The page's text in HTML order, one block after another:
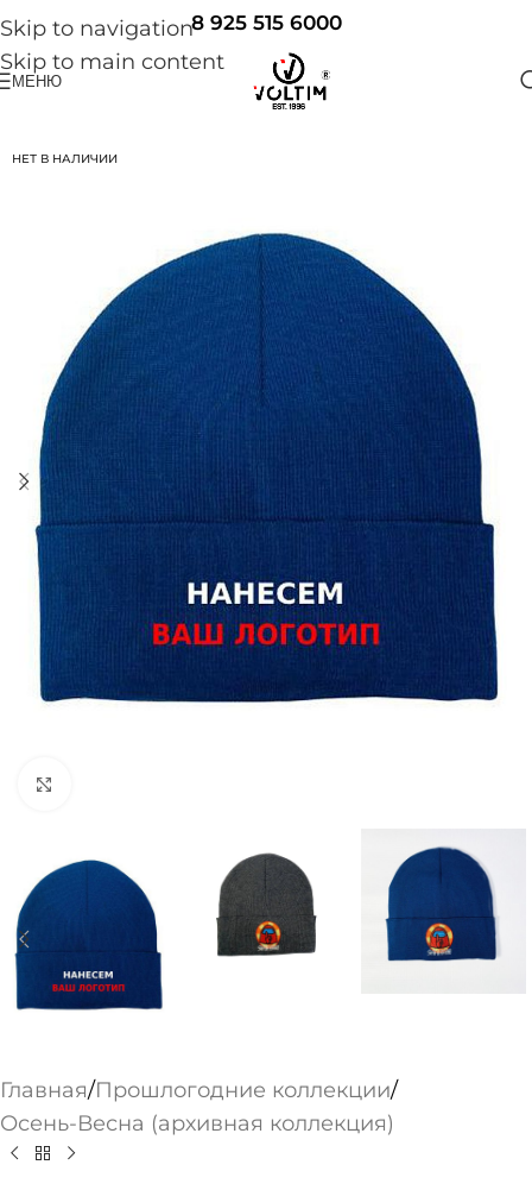
Skip to navigation
Skip to main content
8 925 515 6000
МЕНЮ
НЕТ В НАЛИЧИИ
Главная/Прошлогодние коллекции/
Осень-Весна (архивная коллекция)